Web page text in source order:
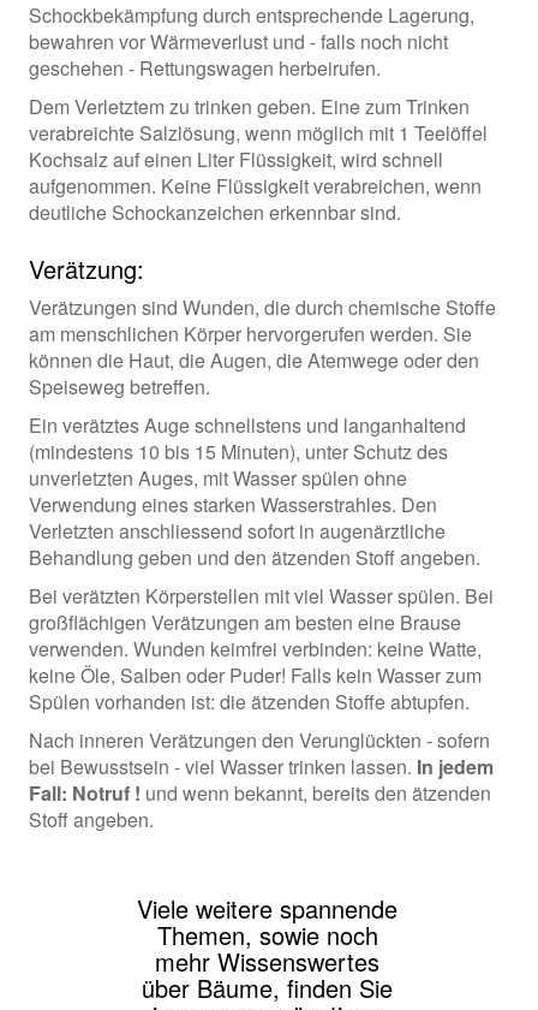
Schockbekämpfung durch entsprechende Lagerung,
bewahren vor Wärmeverlust und - falls noch nicht
geschehen - Rettungswagen herbeirufen.
Dem Verletztem zu trinken geben. Eine zum Trinken
verabreichte Salzlösung, wenn möglich mit 1 Teelöffel
Kochsalz auf einen Liter Flüssigkeit, wird schnell
aufgenommen. Keine Flüssigkeit verabreichen, wenn
deutliche Schockanzeichen erkennbar sind.
Verätzung:
Verätzungen sind Wunden, die durch chemische Stoffe
am menschlichen Körper hervorgerufen werden. Sie
können die Haut, die Augen, die Atemwege oder den
Speiseweg betreffen.
Ein verätztes Auge schnellstens und langanhaltend
(mindestens 10 bis 15 Minuten), unter Schutz des
unverletzten Auges, mit Wasser spülen ohne
Verwendung eines starken Wasserstrahles. Den
Verletzten anschliessend sofort in augenärztliche
Behandlung geben und den ätzenden Stoff angeben.
Bei verätzten Körperstellen mit viel Wasser spülen. Bei
großflächigen Verätzungen am besten eine Brause
verwenden. Wunden keimfrei verbinden: keine Watte,
keine Öle, Salben oder Puder! Falls kein Wasser zum
Spülen vorhanden ist: die ätzenden Stoffe abtupfen.
Nach inneren Verätzungen den Verunglückten - sofern
bei Bewusstsein - viel Wasser trinken lassen. In jedem
Fall: Notruf ! und wenn bekannt, bereits den ätzenden
Stoff angeben.
Viele weitere spannende
Themen, sowie noch
mehr Wissenswertes
über Bäume, finden Sie